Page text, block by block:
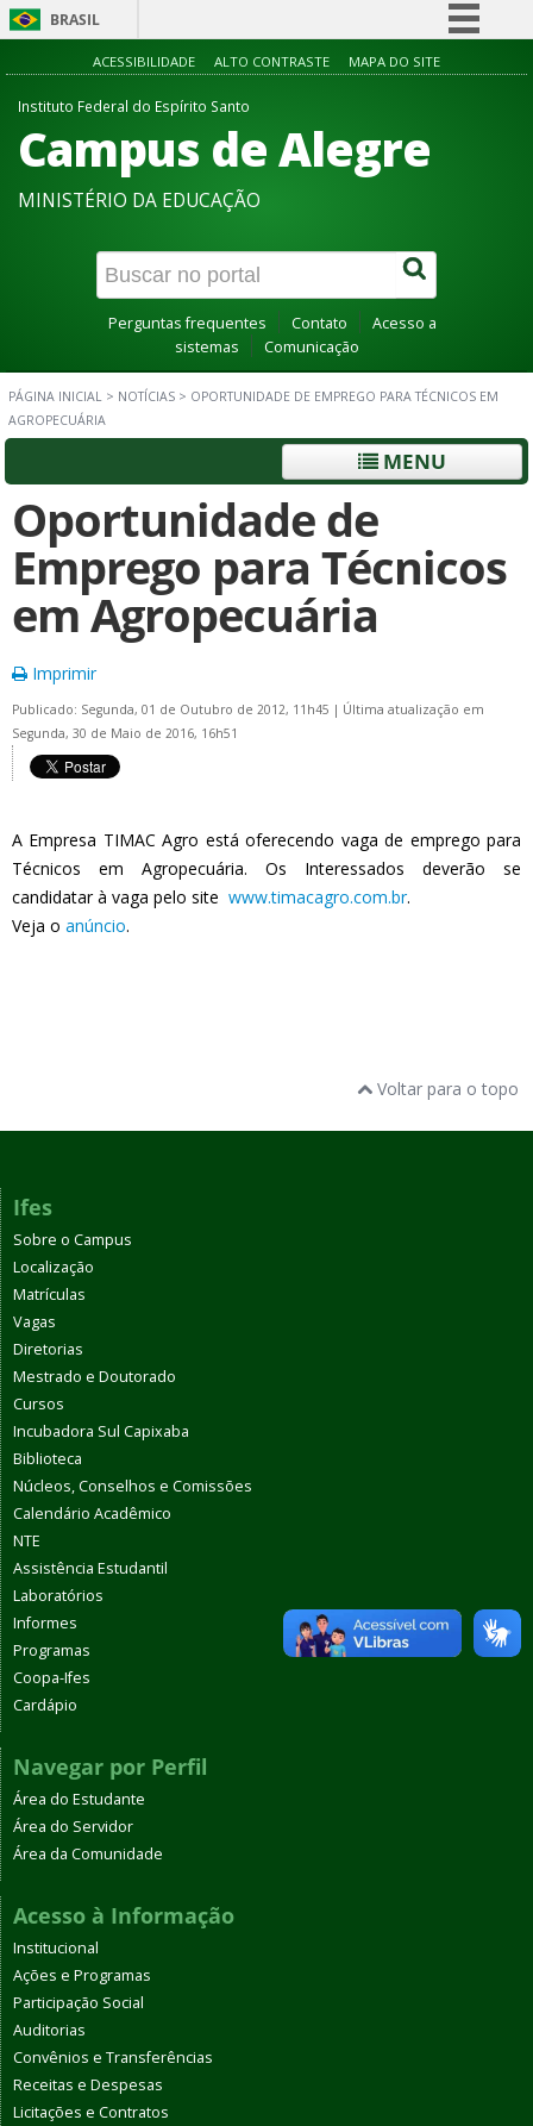
BRASIL
Simplifique!
Acesso à informação
Canais
ACESSIBILIDADE ALTO CONTRASTE MAPA DO SITE
Instituto Federal do Espírito Santo
Campus de Alegre
MINISTÉRIO DA EDUCAÇÃO
Perguntas frequentes Contato
Acesso a
sistemas
Comunicação
PÁGINA INICIAL > NOTÍCIAS > OPORTUNIDADE DE EMPREGO PARA TÉCNICOS EM
AGROPECUÁRIA
MENU
Oportunidade de
Emprego para Técnicos
em Agropecuária
Imprimir
Publicado: Segunda, 01 de Outubro de 2012, 11h45 | Última atualização em
Segunda, 30 de Maio de 2016, 16h51
A Empresa TIMAC Agro está oferecendo vaga de emprego para
Técnicos em Agropecuária. Os Interessados deverão se
candidatar à vaga pelo site www.timacagro.com.br.
Veja o anúncio.
Voltar para o topo
Ifes
Sobre o Campus
Localização
Matrículas
Vagas
Diretorias
Mestrado e Doutorado
Cursos
Incubadora Sul Capixaba
Biblioteca
Núcleos, Conselhos e Comissões
Calendário Acadêmico
NTE
Assistência Estudantil
Laboratórios
Informes
Programas
Coopa-Ifes
Cardápio
Navegar por Perfil
Área do Estudante
Área do Servidor
Área da Comunidade
Acesso à Informação
Institucional
Ações e Programas
Participação Social
Auditorias
Convênios e Transferências
Receitas e Despesas
Licitações e Contratos